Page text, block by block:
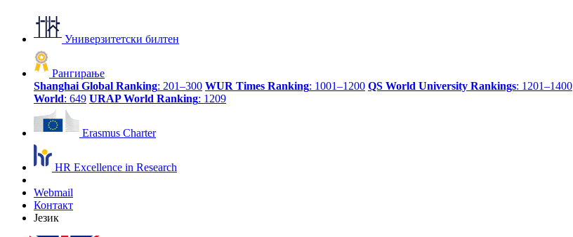
Универзитетски билтен
Рангирање
Shanghai Global Ranking: 201–300 WUR Times Ranking: 1001–1200 QS World University Rankings: 1201–1400
World: 649 URAP World Ranking: 1209
Erasmus Charter
HR Excellence in Research
Webmail
Контакт
Језик